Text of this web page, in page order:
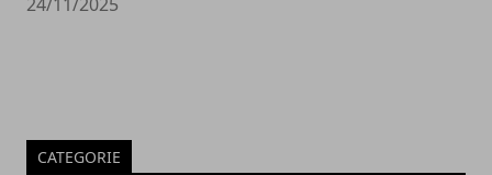
CATEGORIE